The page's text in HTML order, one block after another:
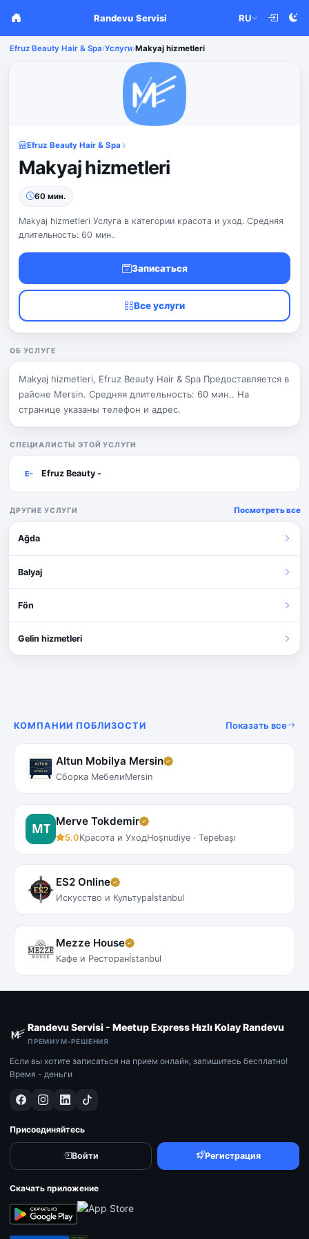
Randevu Servisi RU
Efruz Beauty Hair & Spa›Услуги›Makyaj hizmetleri
Efruz Beauty Hair & Spa
Makyaj hizmetleri
60 мин.
Makyaj hizmetleri Услуга в категории красота и уход. Средняя
длительность: 60 мин..
Записаться
Все услуги
ОБ УСЛУГЕ
Makyaj hizmetleri, Efruz Beauty Hair & Spa Предоставляется в
районе Mersin. Средняя длительность: 60 мин.. На
странице указаны телефон и адрес.
СПЕЦИАЛИСТЫ ЭТОЙ УСЛУГИ
E- Efruz Beauty -
ДРУГИЕ УСЛУГИ Посмотреть все
Ağda
Balyaj
Fön
Gelin hizmetleri
КОМПАНИИ ПОБЛИЗОСТИ Показать все
Altun Mobilya Mersin
Сборка МебелиMersin
Merve Tokdemir
5.0Красота и УходHoşnudiye · Tepebaşı
ES2 Online
Искусство и Культураİstanbul
Mezze House
Кафе и Ресторанİstanbul
Randevu Servisi - Meetup Express Hızlı Kolay Randevu
ПРЕМИУМ-РЕШЕНИЯ
Если вы хотите записаться на прием онлайн, запишитесь бесплатно!
Время - деньги
Присоединяйтесь
Войти Регистрация
Скачать приложение